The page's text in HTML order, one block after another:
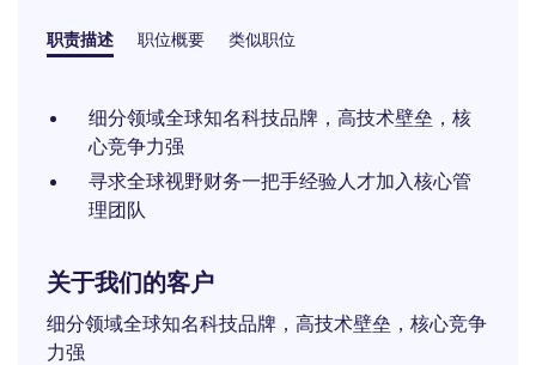
职责描述 职位概要 类似职位
细分领域全球知名科技品牌，高技术壁垒，核
心竞争力强
寻求全球视野财务一把手经验人才加入核心管
理团队
关于我们的客户
细分领域全球知名科技品牌，高技术壁垒，核心竞争
力强